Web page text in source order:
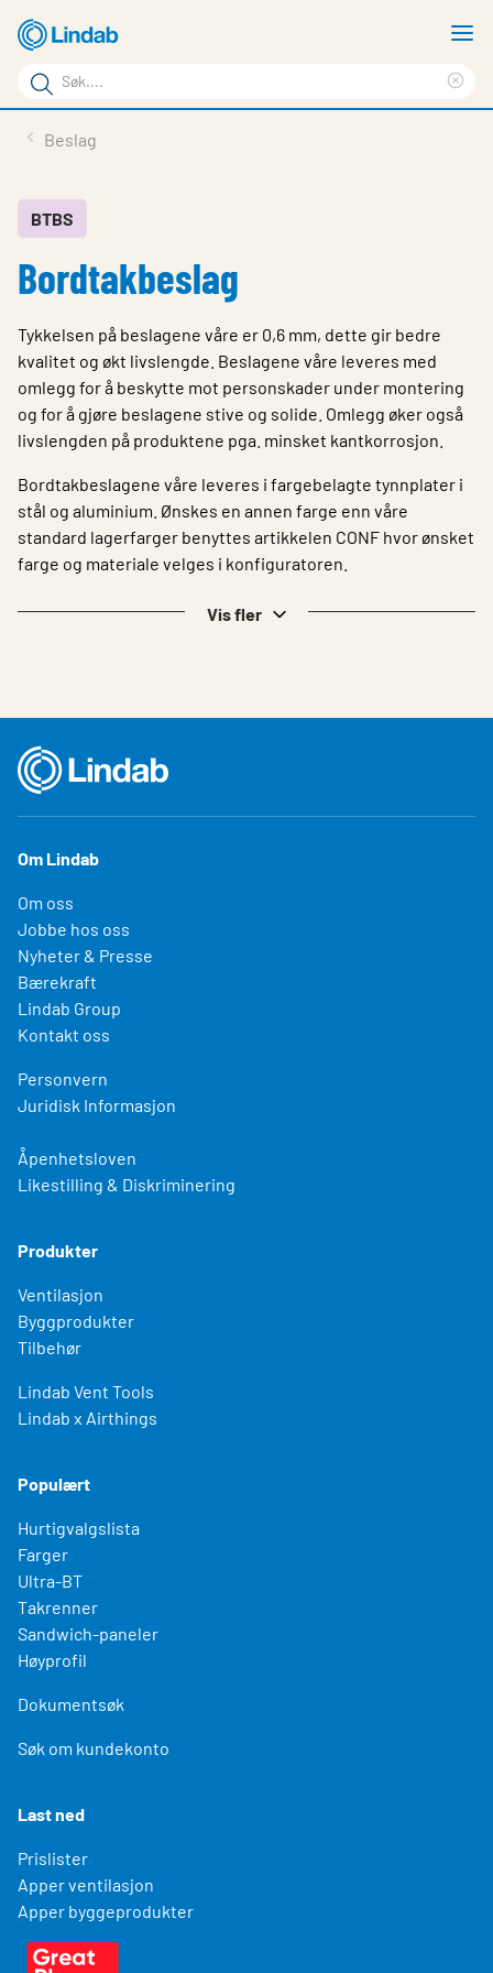
hovedinnhold
Søkeord
Søk
på
Last ned
Om Lindab
Kontakt oss
Logg inn
Choose languge
Norway
Beslag
BTBS
Bordtakbeslag
Tykkelsen på beslagene våre er 0,6 mm, dette gir bedre
kvalitet og økt livslengde. Beslagene våre leveres med
omlegg for å beskytte mot personskader under montering
og for å gjøre beslagene stive og solide. Omlegg øker også
livslengden på produktene pga. minsket kantkorrosjon.
Bordtakbeslagene våre leveres i fargebelagte tynnplater i
stål og aluminium. Ønskes en annen farge enn våre
standard lagerfarger benyttes artikkelen CONF hvor ønsket
farge og materiale velges i konfiguratoren.
Vis fler
Om Lindab
Om oss
Jobbe hos oss
Nyheter & Presse
Bærekraft
Lindab Group
Kontakt oss
Personvern
Juridisk Informasjon
Åpenhetsloven
Likestilling & Diskriminering
Produkter
Ventilasjon
Byggprodukter
Tilbehør
Lindab Vent Tools
Lindab x Airthings
Populært
Hurtigvalgslista
Farger
Ultra-BT
Takrenner
Sandwich-paneler
Høyprofil
Dokumentsøk
Søk om kundekonto
Last ned
Prislister
Apper ventilasjon
Apper byggeprodukter